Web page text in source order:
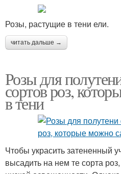
Розы, растущие в тени ели.
читать дальше →
Розы для
сортов роз,
в тени
Чтобы украсить затененный
высадить на нем те сорта